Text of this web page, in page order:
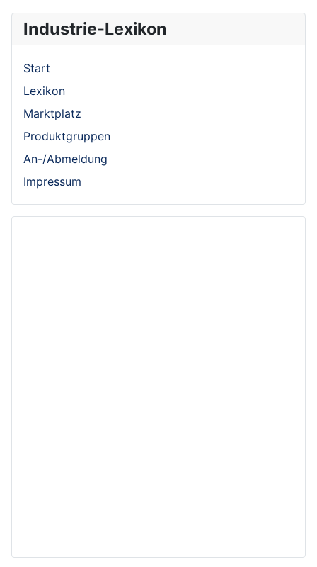
Industrie-Lexikon
Start
Lexikon
Marktplatz
Produktgruppen
An-/Abmeldung
Impressum